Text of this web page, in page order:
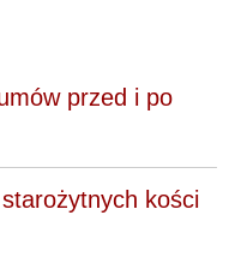
przed i po
kości